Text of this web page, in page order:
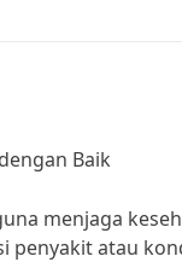
Baik
menjaga
atau